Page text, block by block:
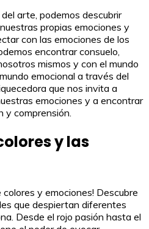
arte, podemos descubrir
propias emociones y
con las emociones de los
encontrar consuelo,
mismos y con el mundo
emocional a través del
que nos invita a
emociones y a encontrar
y comprensión.
y las
colores y emociones! Descubre
que despiertan diferentes
Desde el rojo pasión hasta el